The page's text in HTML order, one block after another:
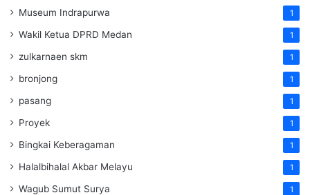
Museum Indrapurwa 1
Wakil Ketua DPRD Medan 1
zulkarnaen skm 1
bronjong 1
pasang 1
Proyek 1
Bingkai Keberagaman 1
Halalbihalal Akbar Melayu 1
Wagub Sumut Surya 1